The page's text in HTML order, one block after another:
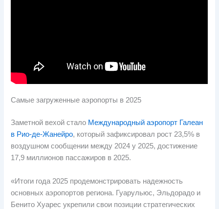
Самые загруженные аэропорты в 2025
Заметной вехой стало Международный аэропорт Галеан
в Рио-де-Жанейро, который зафиксировал рост 23,5% в
воздушном сообщении между 2024 у 2025, достижение
17,9 миллионов пассажиров в 2025.
«Итоги года 2025 продемонстрировать надежность
основных аэропортов региона. Гуарульюс, Эльдорадо и
Бенито Хуарес укрепили свои позиции стратегических